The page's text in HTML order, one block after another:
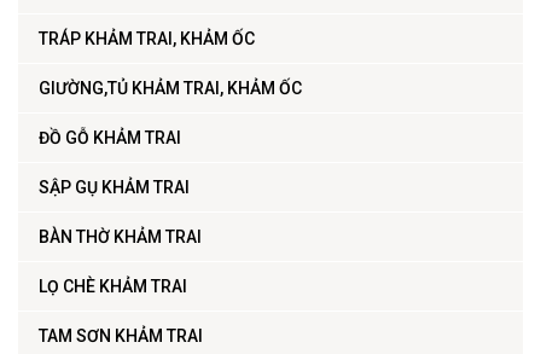
TRÁP KHẢM TRAI, KHẢM ỐC
GIƯỜNG,TỦ KHẢM TRAI, KHẢM ỐC
ĐỒ GỖ KHẢM TRAI
SẬP GỤ KHẢM TRAI
BÀN THỜ KHẢM TRAI
LỌ CHÈ KHẢM TRAI
TAM SƠN KHẢM TRAI